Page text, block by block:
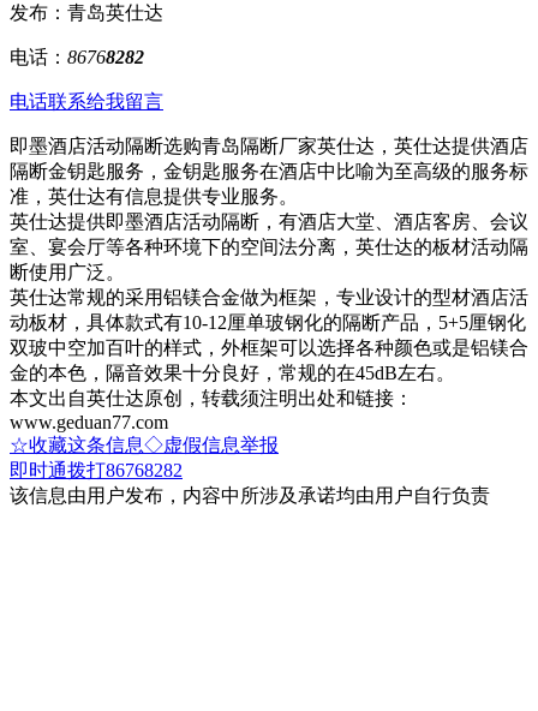
发布：青岛英仕达
电话： 86768282
电话联系给我留言
即墨酒店活动隔断选购青岛隔断厂家英仕达，英仕达提供酒店
隔断金钥匙服务，金钥匙服务在酒店中比喻为至高级的服务标
准，英仕达有信息提供专业服务。
英仕达提供即墨酒店活动隔断，有酒店大堂、酒店客房、会议
室、宴会厅等各种环境下的空间法分离，英仕达的板材活动隔
断使用广泛。
英仕达常规的采用铝镁合金做为框架，专业设计的型材酒店活
动板材，具体款式有10-12厘单玻钢化的隔断产品，5+5厘钢化
双玻中空加百叶的样式，外框架可以选择各种颜色或是铝镁合
金的本色，隔音效果十分良好，常规的在45dB左右。
本文出自英仕达原创，转载须注明出处和链接：
www.geduan77.com
☆收藏这条信息◇虚假信息举报
即时通拨打86768282
该信息由用户发布，内容中所涉及承诺均由用户自行负责